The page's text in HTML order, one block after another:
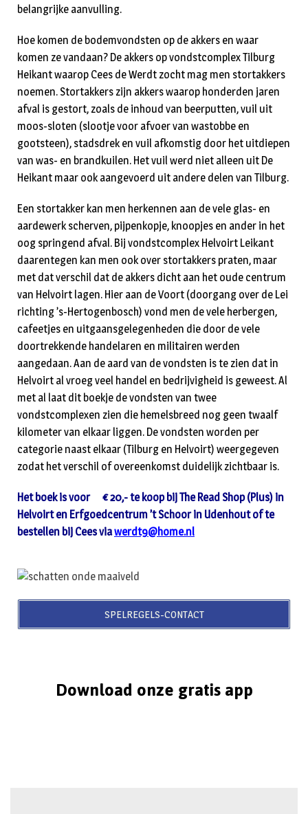
belangrijke aanvulling.
Hoe komen de bodemvondsten op de akkers en waar
komen ze vandaan? De akkers op vondstcomplex Tilburg
Heikant waarop Cees de Werdt zocht mag men stortakkers
noemen. Stortakkers zijn akkers waarop honderden jaren
afval is gestort, zoals de inhoud van beerputten, vuil uit
moos-sloten (slootje voor afvoer van wastobbe en
gootsteen), stadsdrek en vuil afkomstig door het uitdiepen
van was- en brandkuilen. Het vuil werd niet alleen uit De
Heikant maar ook aangevoerd uit andere delen van Tilburg.
Een stortakker kan men herkennen aan de vele glas- en
aardewerk scherven, pijpenkopje, knoopjes en ander in het
oog springend afval. Bij vondstcomplex Helvoirt Leikant
daarentegen kan men ook over stortakkers praten, maar
met dat verschil dat de akkers dicht aan het oude centrum
van Helvoirt lagen. Hier aan de Voort (doorgang over de Lei
richting ’s-Hertogenbosch) vond men de vele herbergen,
cafeetjes en uitgaansgelegenheden die door de vele
doortrekkende handelaren en militairen werden
aangedaan. Aan de aard van de vondsten is te zien dat in
Helvoirt al vroeg veel handel en bedrijvigheid is geweest. Al
met al laat dit boekje de vondsten van twee
vondstcomplexen zien die hemelsbreed nog geen twaalf
kilometer van elkaar liggen. De vondsten worden per
categorie naast elkaar (Tilburg en Helvoirt) weergegeven
zodat het verschil of overeenkomst duidelijk zichtbaar is.
Het boek is voor € 20,- te koop bij The Read Shop (Plus) in
Helvoirt en Erfgoedcentrum ’t Schoor in Udenhout of te
bestellen bij Cees viawerdt9@home.nl
SPELREGELS-CONTACT
Download onze gratis app